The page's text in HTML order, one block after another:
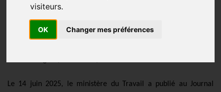
visiteurs.
OK Changer mes préférences
Actualité 2026
17/06/2025
Le 14 juin 2025, le ministère du Travail a publié au Journal